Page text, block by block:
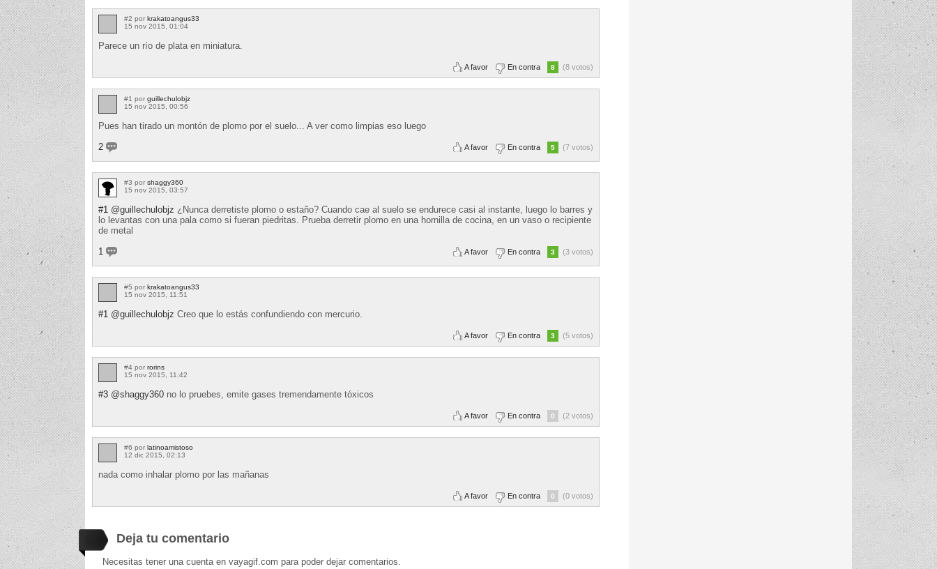
#2 por krakatoangus33
15 nov 2015, 01:04
Parece un río de plata en miniatura.
A favor En contra 8 (8 votos)
#1 por guillechulobjz
15 nov 2015, 00:56
Pues han tirado un montón de plomo por el suelo... A ver como limpias eso luego
2
A favor En contra 5 (7 votos)
#3 por shaggy360
15 nov 2015, 03:57
#1 @guillechulobjz ¿Nunca derretiste plomo o estaño? Cuando cae al suelo se endurece casi al instante, luego lo barres y
lo levantas con una pala como si fueran piedritas. Prueba derretir plomo en una hornilla de cocina, en un vaso o recipiente
de metal
1
A favor En contra 3 (3 votos)
#5 por krakatoangus33
15 nov 2015, 11:51
#1 @guillechulobjz Creo que lo estás confundiendo con mercurio.
A favor En contra 3 (5 votos)
#4 por rorins
15 nov 2015, 11:42
#3 @shaggy360 no lo pruebes, emite gases tremendamente tóxicos
A favor En contra 0 (2 votos)
#6 por latinoamistoso
12 dic 2015, 02:13
nada como inhalar plomo por las mañanas
A favor En contra 0 (0 votos)
Deja tu comentario
Necesitas tener una cuenta en vayagif.com para poder dejar comentarios.